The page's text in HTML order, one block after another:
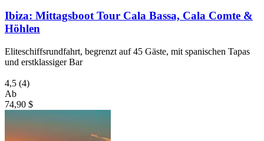
Ibiza: Mittagsboot Tour Cala Bassa, Cala Comte &
Höhlen
Eliteschiffsrundfahrt, begrenzt auf 45 Gäste, mit spanischen Tapas
und erstklassiger Bar
4,5 (4)
Ab
74,90 $